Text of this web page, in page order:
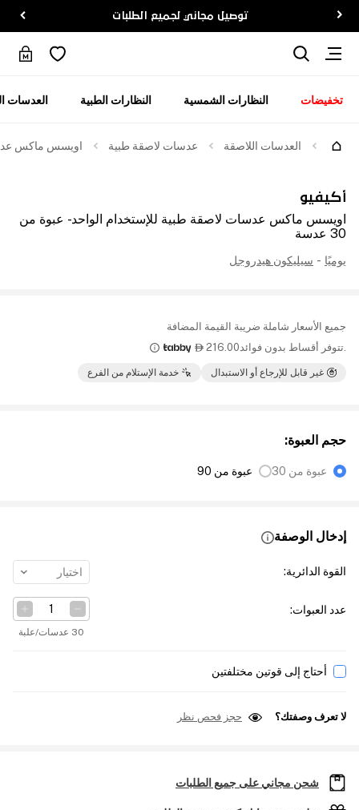
توصيل مجاني لجميع الطلبات
تخفيضات النظارات الشمسية النظارات الطبية العدسات
العدسات اللاصقة عدسات لاصقة طبية اويسس ماكس عدسات
أكيفيو
اويسس ماكس عدسات لاصقة طبية للإستخدام الواحد - عبوة من
30 عدسة
يوميًا - سيليكون هيدروجل
جميع الأسعار شاملة ضريبة القيمة المضافة
.تتوفر أقساط بدون فوائد216.00

غير قابل للإرجاع أو الاستبدال خدمة الإستلام من الفرع
حجم العبوة:
عبوة من 30 عبوة من 90
إدخال الوصفة
القوة الدائرية: اختيار
عدد العبوات:
30 عدسات/علبة
أحتاج إلى قوتين مختلفتين
لا تعرف وصفتك؟ حجز فحص نظر
شحن مجاني على جميع الطلبات